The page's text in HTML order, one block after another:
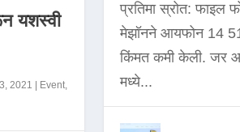
यशस्वी
2021 Event,
प्रतिमा स्रोत: फाइल
मेझॉनने आयफोन 14
किंमत कमी केली. जर
मध्ये...